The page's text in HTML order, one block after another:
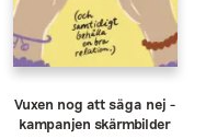
Vuxen nog att säga nej -
kampanjen skärmbilder